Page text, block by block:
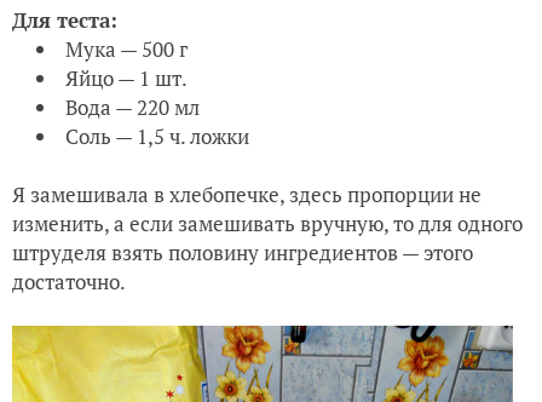
Для теста:
Мука — 500 г
Яйцо — 1 шт.
Вода — 220 мл
Соль — 1,5 ч. ложки
Я замешивала в хлебопечке, здесь пропорции не
изменить, а если замешивать вручную, то для одного
штруделя взять половину ингредиентов — этого
достаточно.